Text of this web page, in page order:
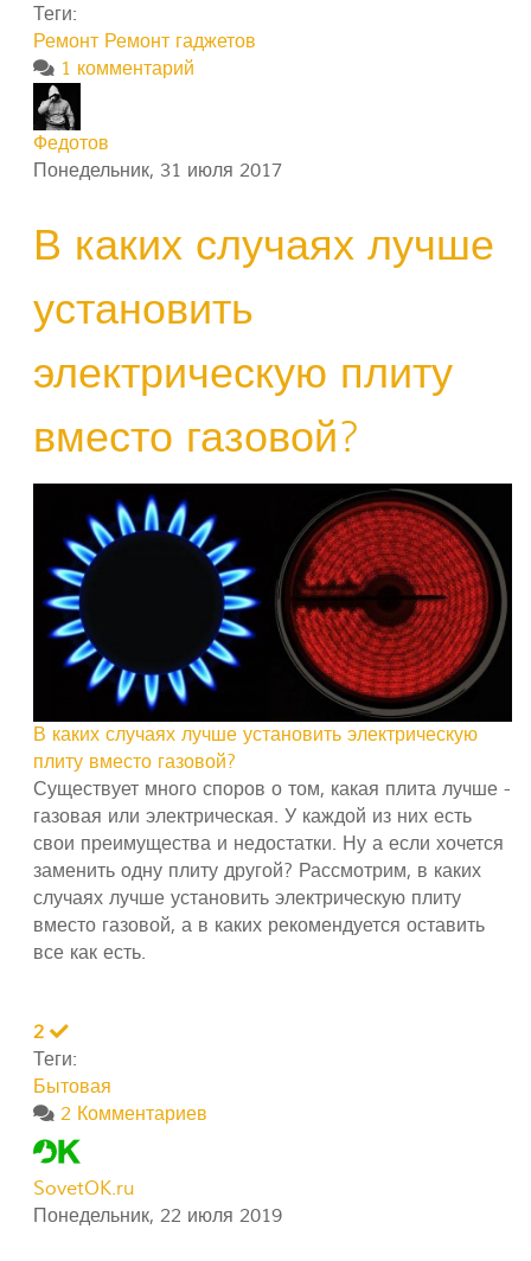
Теги:
Ремонт Ремонт гаджетов
1 комментарий
Федотов
Понедельник, 31 июля 2017
В каких случаях лучше
установить
электрическую плиту
вместо газовой?
В каких случаях лучше установить электрическую
плиту вместо газовой?
Существует много споров о том, какая плита лучше -
газовая или электрическая. У каждой из них есть
свои преимущества и недостатки. Ну а если хочется
заменить одну плиту другой? Рассмотрим, в каких
случаях лучше установить электрическую плиту
вместо газовой, а в каких рекомендуется оставить
все как есть.
2
Теги:
Бытовая
2 Комментариев
SovetOK.ru
Понедельник, 22 июля 2019